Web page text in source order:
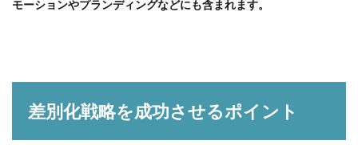
モーションやプランディングなどにも含まれます。
差別化戦略を成功させるポイント